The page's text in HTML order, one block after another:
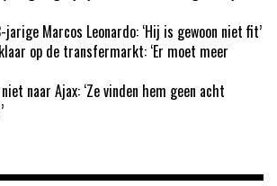
Marcos Leonardo: ‘Hij is gewoon niet fit’
op de transfermarkt: ‘Er moet meer
naar Ajax: ‘Ze vinden hem geen acht